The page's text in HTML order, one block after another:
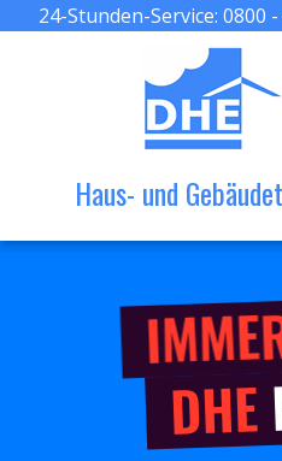
24-Stunden-Service: 0800 -
Haus- und
DHE